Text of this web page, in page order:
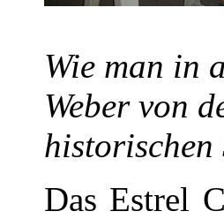
Wie man in
Weber von
historischen
Das Estrel